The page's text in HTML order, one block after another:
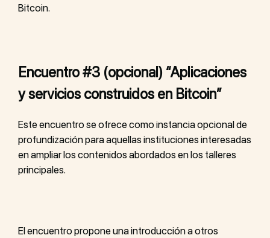
Bitcoin.
Encuentro #3 (opcional) “Aplicaciones
y servicios construidos en Bitcoin”
Este encuentro se ofrece como instancia opcional de
profundización para aquellas instituciones interesadas
en ampliar los contenidos abordados en los talleres
principales.
El encuentro propone una introducción a otros